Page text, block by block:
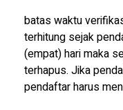
batas waktu
terhitung sejak
(empat) hari maka
terhapus. Jika
pendaftar harus